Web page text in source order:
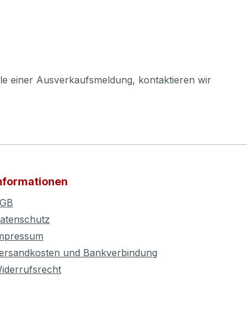
einer Ausverkaufsmeldung, kontaktieren wir
und Bankverbindung